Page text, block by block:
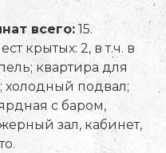
всего:15.
крытых: 2, в т.ч. в
квартира для
холодный подвал;
с баром,
зал, кабинет,